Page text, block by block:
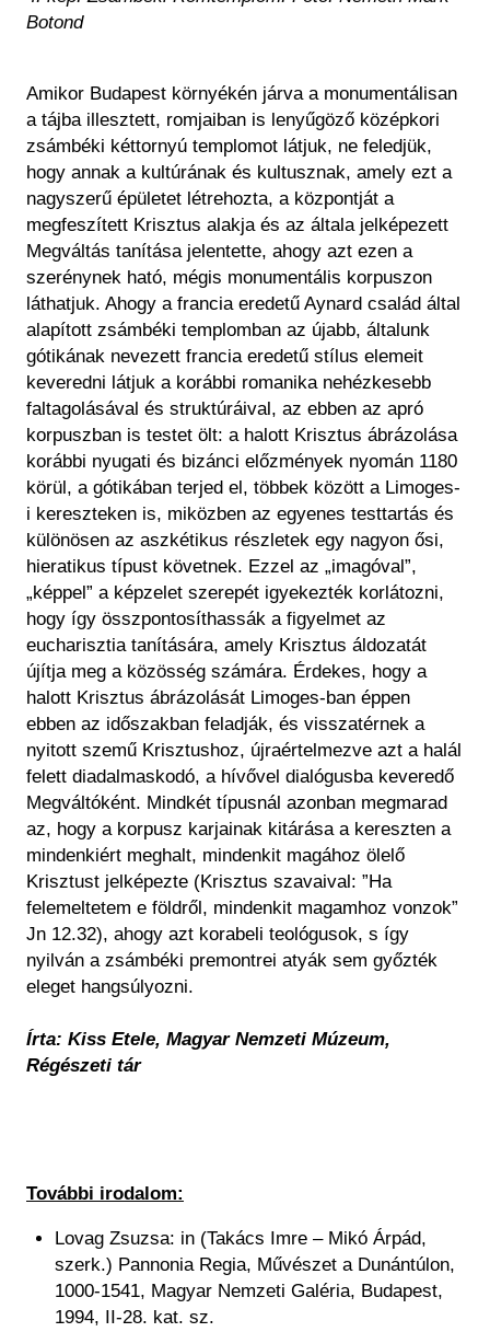
Botond
Amikor Budapest környékén járva a monumentálisan
a tájba illesztett, romjaiban is lenyűgöző középkori
zsámbéki kéttornyú templomot látjuk, ne feledjük,
hogy annak a kultúrának és kultusznak, amely ezt a
nagyszerű épületet létrehozta, a központját a
megfeszített Krisztus alakja és az általa jelképezett
Megváltás tanítása jelentette, ahogy azt ezen a
szerénynek ható, mégis monumentális korpuszon
láthatjuk. Ahogy a francia eredetű Aynard család által
alapított zsámbéki templomban az újabb, általunk
gótikának nevezett francia eredetű stílus elemeit
keveredni látjuk a korábbi romanika nehézkesebb
faltagolásával és struktúráival, az ebben az apró
korpuszban is testet ölt: a halott Krisztus ábrázolása
korábbi nyugati és bizánci előzmények nyomán 1180
körül, a gótikában terjed el, többek között a Limoges-
i kereszteken is, miközben az egyenes testtartás és
különösen az aszkétikus részletek egy nagyon ősi,
hieratikus típust követnek. Ezzel az „imagóval”,
„képpel” a képzelet szerepét igyekezték korlátozni,
hogy így összpontosíthassák a figyelmet az
eucharisztia tanítására, amely Krisztus áldozatát
újítja meg a közösség számára. Érdekes, hogy a
halott Krisztus ábrázolását Limoges-ban éppen
ebben az időszakban feladják, és visszatérnek a
nyitott szemű Krisztushoz, újraértelmezve azt a halál
felett diadalmaskodó, a hívővel dialógusba keveredő
Megváltóként. Mindkét típusnál azonban megmarad
az, hogy a korpusz karjainak kitárása a kereszten a
mindenkiért meghalt, mindenkit magához ölelő
Krisztust jelképezte (Krisztus szavaival: ”Ha
felemeltetem e földről, mindenkit magamhoz vonzok”
Jn 12.32), ahogy azt korabeli teológusok, s így
nyilván a zsámbéki premontrei atyák sem győzték
eleget hangsúlyozni.
Írta: Kiss Etele, Magyar Nemzeti Múzeum,
Régészeti tár
További irodalom:
Lovag Zsuzsa: in (Takács Imre – Mikó Árpád,
szerk.) Pannonia Regia, Művészet a Dunántúlon,
1000-1541, Magyar Nemzeti Galéria, Budapest,
1994, II-28. kat. sz.